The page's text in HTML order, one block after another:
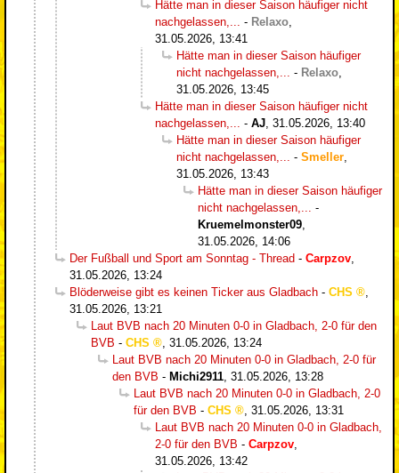
Hätte man in dieser Saison häufiger nicht
nachgelassen,...
- Relaxo
31.05.2026, 13:41
Hätte man in dieser Saison häufiger
nicht nachgelassen,...
- Relaxo
31.05.2026, 13:45
Hätte man in dieser Saison häufiger nicht
nachgelassen,...
- AJ 31.05.2026, 13:40
Hätte man in dieser Saison häufiger
nicht nachgelassen,...
- Smeller
31.05.2026, 13:43
Hätte man in dieser Saison häufiger
nicht nachgelassen,...
-
Kruemelmonster09
31.05.2026, 14:06
Der Fußball und Sport am Sonntag - Thread - Carpzov
31.05.2026, 13:24
Blöderweise gibt es keinen Ticker aus Gladbach - CHS
31.05.2026, 13:21
Laut BVB nach 20 Minuten 0-0 in Gladbach, 2-0 für den
BVB - CHS
31.05.2026, 13:24
Laut BVB nach 20 Minuten 0-0 in Gladbach, 2-0 für
den BVB - Michi2911 31.05.2026, 13:28
Laut BVB nach 20 Minuten 0-0 in Gladbach, 2-0
für den BVB - CHS
31.05.2026, 13:31
Laut BVB nach 20 Minuten 0-0 in Gladbach,
2-0 für den BVB - Carpzov
31.05.2026, 13:42